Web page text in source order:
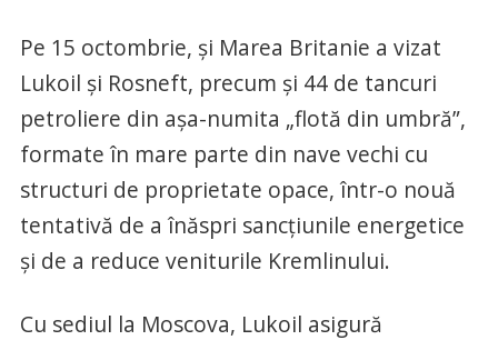
Pe 15 octombrie, și Marea Britanie a vizat
Lukoil și Rosneft, precum și 44 de tancuri
petroliere din așa-numita „flotă din umbră”,
formate în mare parte din nave vechi cu
structuri de proprietate opace, într-o nouă
tentativă de a înăspri sancțiunile energetice
și de a reduce veniturile Kremlinului.
Cu sediul la Moscova, Lukoil asigură